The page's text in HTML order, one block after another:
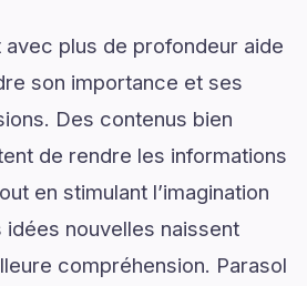
plus de profondeur aide
son importance et ses
Des contenus bien
de rendre les informations
en stimulant l’imagination
nouvelles naissent
compréhension. Parasol